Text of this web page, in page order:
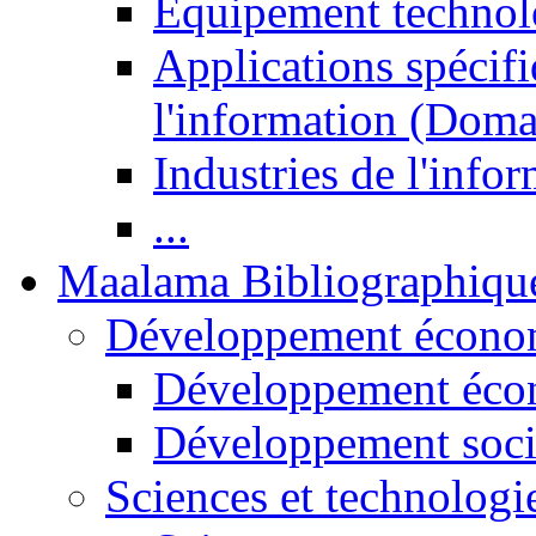
Equipement
Applications
l'information
Industries de
...
Maalama
Développement
Développement
Développement
Sciences et